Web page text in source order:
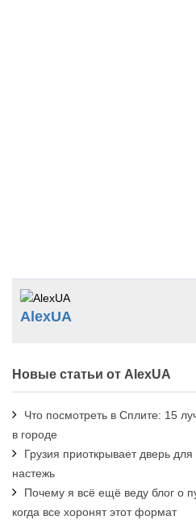
AlexUA
Новые статьи от AlexUA
Что посмотреть в Сплите: 15
в городе
Грузия приоткрывает дверь
настежь
Почему я всё ещё веду блог о
когда все хоронят этот формат